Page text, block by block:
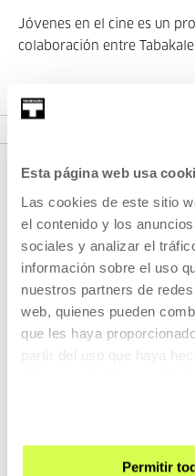
Esta página web usa
Las cookies de este sitio
el contenido y los
sociales y analizar el
información sobre el uso
nuestros partners de
web, quienes pueden
que les haya
partir del uso que haya
Permitir
Jóvenes en el cine es un
colaboración entre
VER PROYECTO
REGÍSTRATE AL BOLETÍN
AGENDA
CÓMO LLEGAR